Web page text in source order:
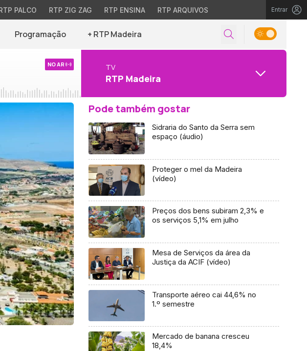
PALCO RTP ZIG ZAG RTP ENSINA RTP ARQUIVOS Entrar
Programação + RTP Madeira
NO AR TV
RTP Madeira
Pode também gostar
Sidraria do Santo da Serra sem
espaço (áudio)
Proteger o mel da Madeira
(vídeo)
Preços dos bens subiram 2,3% e
os serviços 5,1% em julho
Mesa de Serviços da área da
Justiça da ACIF (vídeo)
Transporte aéreo cai 44,6% no
1.º semestre
Mercado de banana cresceu
18,4%